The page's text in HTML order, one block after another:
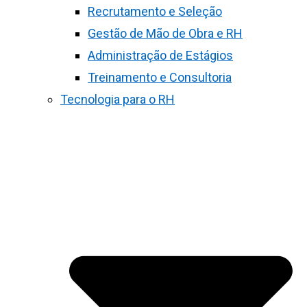
Recrutamento e Seleção
Gestão de Mão de Obra e RH
Administração de Estágios
Treinamento e Consultoria
Tecnologia para o RH